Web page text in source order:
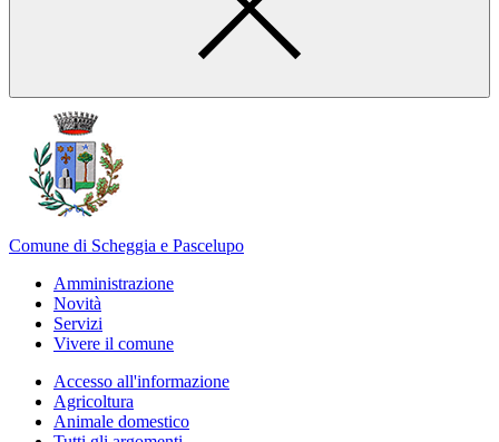
Comune di Scheggia e Pascelupo
Amministrazione
Novità
Servizi
Vivere il comune
Accesso all'informazione
Agricoltura
Animale domestico